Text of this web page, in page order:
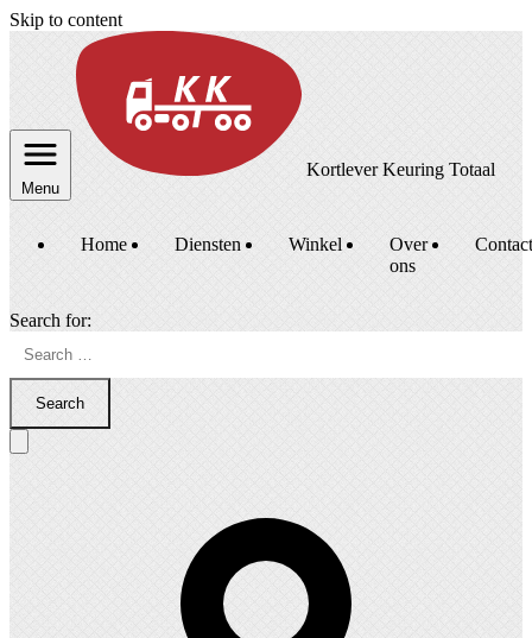
Skip to content
Menu
Kortlever Keuring Totaal
Home Diensten Winkel
Over
ons
Contact
Search for:
Search